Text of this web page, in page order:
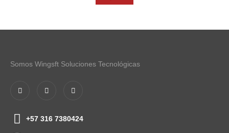
Somos Wingsft Soluciones Tecnológicas
+57 316 7380424